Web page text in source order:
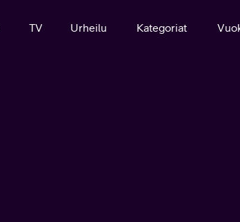
TV Urheilu Kategoriat